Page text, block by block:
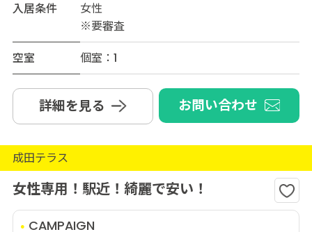
入居条件
女性
※要審査
空室
個室：1
詳細を見る お問い合わせ
成田テラス
女性専用！駅近！綺麗で安い！
CAMPAIGN